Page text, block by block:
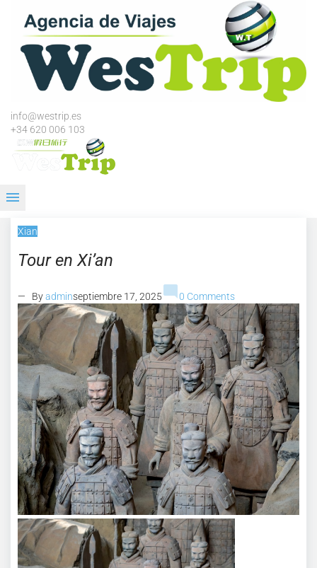
info@westrip.es
+34 620 006 103
menu
Xian
Tour en Xi’an
— Byadminseptiembre 17, 2025mode_comment 0 Comments